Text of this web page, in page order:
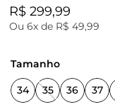
R$ 299,99
Ou 6x de R$ 49,99
tamanho
34 35 36 37